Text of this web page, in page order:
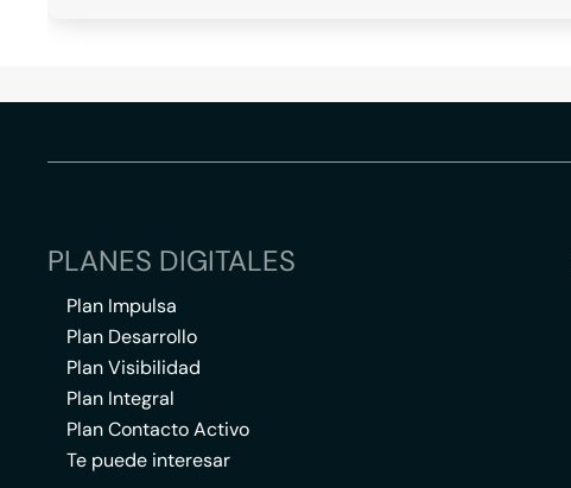
PLANES DIGITALES
Plan Impulsa
Plan Desarrollo
Plan Visibilidad
Plan Integral
Plan Contacto Activo
Te puede interesar